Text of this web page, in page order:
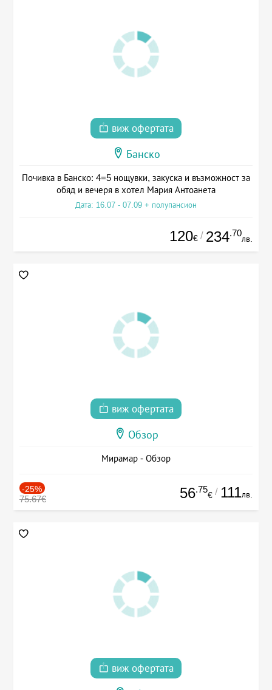
виж офертата
Банско
Почивка в Банско: 4=5 нощувки, закуска и възможност за
обяд и вечеря в хотел Мария Антоанета
Дата: 16.07 - 07.09 + полупансион
120€ / 234.70
лв.
виж офертата
Обзор
Мирамар - Обзор
-25%
75.67€ 56.75
€ / 111лв.
виж офертата